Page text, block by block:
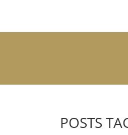
content
POSTS